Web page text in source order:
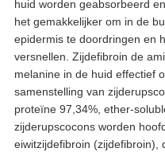
huid worden geabsorbeerd
het gemakkelijker om in de
epidermis te doordringen en
versnellen. Zijdefibroin de
melanine in de huid effectief
samenstelling van
proteïne 97,34%, ether-
zijderupscocons worden
eiwitzijdefibroin (zijdefibroin),